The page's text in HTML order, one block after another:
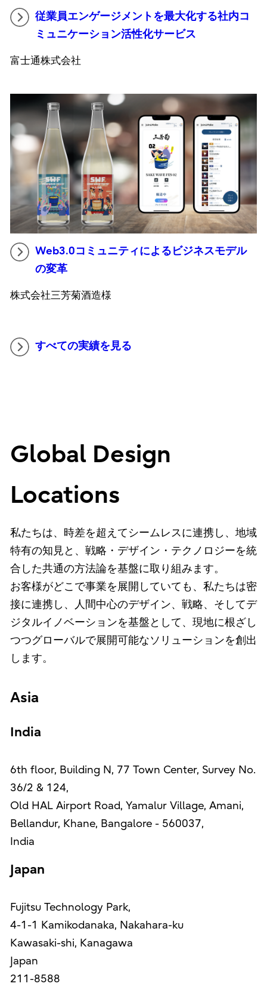
従業員エンゲージメントを最大化する社内コ
ミュニケーション活性化サービス
富士通株式会社
Web3.0コミュニティによるビジネスモデル
の変革
株式会社三芳菊酒造様
すべての実績を見る
Global Design
Locations
私たちは、時差を超えてシームレスに連携し、地域
特有の知見と、戦略・デザイン・テクノロジーを統
合した共通の方法論を基盤に取り組みます。
お客様がどこで事業を展開していても、私たちは密
接に連携し、人間中心のデザイン、戦略、そしてデ
ジタルイノベーションを基盤として、現地に根ざし
つつグローバルで展開可能なソリューションを創出
します。
Asia
India
6th floor, Building N, 77 Town Center, Survey No.
36/2 & 124,
Old HAL Airport Road, Yamalur Village, Amani,
Bellandur, Khane, Bangalore - 560037,
India
Japan
Fujitsu Technology Park,
4-1-1 Kamikodanaka, Nakahara-ku
Kawasaki-shi, Kanagawa
Japan
211-8588